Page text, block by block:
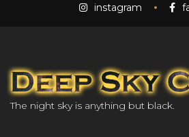
instagram
The night sky is anything but black.